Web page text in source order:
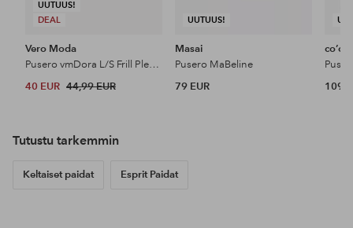
UUTUUS!
DEAL
Vero Moda
Pusero vmDora L/S Frill Pleat Top
40 EUR 44,99 EUR
UUTUUS!
Masai
Pusero MaBeline
79 EUR
Tutustu tarkemmin
Keltaiset paidat Esprit Paidat